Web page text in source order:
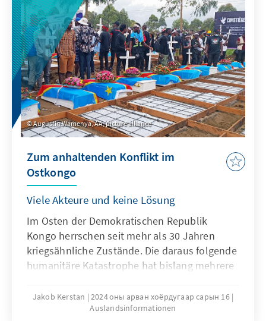
Augustin Wamenya, AA, picture alliance
Zum anhaltenden Konflikt im
Ostkongo
Viele Akteure und keine Lösung
Im Osten der Demokratischen Republik
Kongo herrschen seit mehr als 30 Jahren
kriegsähnliche Zustände. Die daraus folgende
humanitäre Katastrophe hat bislang mehrere
2024 zu einer neuen Höchstzahl an
Binnenvertriebenen. Was aber sind die
Jakob Kerstan
2024 оны арван хоёрдугаар сарын 16
Auslandsinformationen